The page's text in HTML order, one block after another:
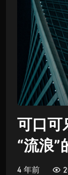
可口可
“流浪”
4 年前